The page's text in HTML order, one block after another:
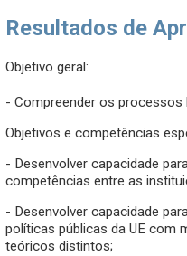
Resultados de
Objetivo geral:
- Compreender os
Objetivos e competências
- Desenvolver capacidade
competências entre as
- Desenvolver capacidade
políticas públicas da UE com
teóricos distintos;